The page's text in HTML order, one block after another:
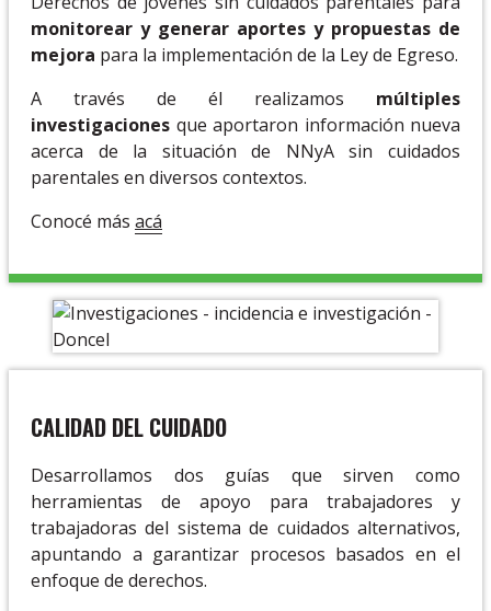
monitorear y generar aportes y propuestas de
mejora para la implementación de la Ley de Egreso.
A través de él realizamos múltiples
investigaciones que aportaron información nueva
acerca de la situación de NNyA sin cuidados
parentales en diversos contextos.
Conocé más acá
CALIDAD DEL CUIDADO
Desarrollamos dos guías que sirven como
herramientas de apoyo para trabajadores y
trabajadoras del sistema de cuidados alternativos,
apuntando a garantizar procesos basados en el
enfoque de derechos.